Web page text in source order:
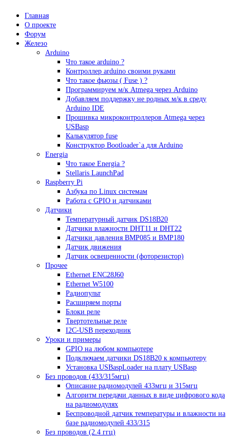
Главная
О проекте
Форум
Железо
Arduino
Что такое аrduino ?
Контроллер arduino своими руками
Что такое фьюзы ( Fuse ) ?
Программируем м/к Atmega через Arduino
Добавляем поддержку не родных м/к в среду
Arduino IDE
Прошивка микроконтроллеров Atmega через
USBasp
Калькулятор fuse
Конструктор Bootloader`а для Arduino
Energia
Что такое Energia ?
Stellaris LaunchPad
Raspberry Pi
Азбука по Linux системам
Работа с GPIO и датчиками
Датчики
Температурный датчик DS18B20
Датчики влажности DHT11 и DHT22
Датчики давления BMP085 и BMP180
Датчик движения
Датчик освещенности (фоторезистор)
Прочее
Ethernet ENC28J60
Ethernet W5100
Радиопульт
Расширяем порты
Блоки реле
Твертотельные реле
I2C-USB переходник
Уроки и примеры
GPIO на любом компьютере
Подключаем датчики DS18B20 к компьютеру
Установка USBaspLoader на плату USBasp
Без проводов (433/315мгц)
Описание радиомодулей 433мгц и 315мгц
Алгоритм передачи данных в виде цифрового кода
на радиомодулях
Беспроводной датчик температуры и влажности на
базе радиомодулей 433/315
Без проводов (2.4 ггц)